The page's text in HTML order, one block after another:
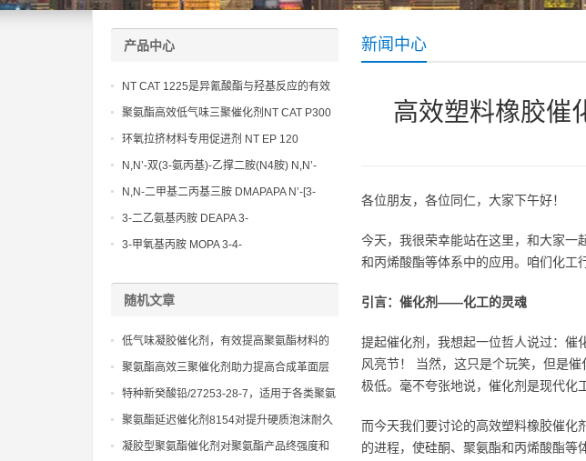
新闻中心
高效塑料橡胶催
各位朋友，各位同仁，大家下午好！
今天，我很荣幸能站在这里，和大家
和丙烯酸酯等体系中的应用。咱们化工
引言：催化剂——化工的灵魂
提起催化剂，我想起一位哲人说过：催
风亮节！ 当然，这只是个玩笑，但是
极低。毫不夸张地说，催化剂是现代化
而今天我们要讨论的高效塑料橡胶催化
的进程，使硅酮、聚氨酯和丙烯酸酯等
产品中心
NT CAT 1225是异氰酸酯与羟基反应的有效
催化剂
聚氨酯高效低气味三聚催化剂NT CAT P300
环氧拉挤材料专用促进剂 NT EP 120
N,N’-双(3-氨丙基)-乙撑二胺(N4胺) N,N’-
Bis(3-aminopropyl)-ethylenediamine CAS
No10563-26-5
N,N-二甲基二丙基三胺 DMAPAPA N’-[3-
(dimethylamino)propyllpropane-1,3-
diamine CAS No10563-29-8
3-二乙氨基丙胺 DEAPA 3-
(Diethylamino)propylamine CAS No 104-
3-甲氧基丙胺 MOPA 3-4-
随机文章
低气味凝胶催化剂，有效提高聚氨酯材料的
硬度、强度和耐久性
聚氨酯高效三聚催化剂助力提高合成革面层
手感及耐刮擦性能的应用方案
特种新癸酸铅/27253-28-7，适用于各类聚氨
酯体系，提供可控的凝胶和发泡反应平衡
聚氨酯延迟催化剂8154对提升硬质泡沫耐久
性的贡献
凝胶型聚氨酯催化剂对聚氨酯产品终强度和